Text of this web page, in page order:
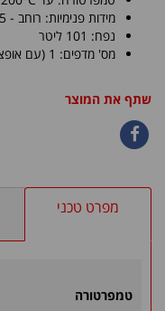
מידות פנימיות: רוחב - 545 מ"מ, גובה - 465 מ"מ, עומק - 400 מ"מ
נפח: 101 ליטר
מס' מדפים: 1 (עם אופציה להוספת 3 מדפים נוספים)
שתף את המוצר
מפרט טכני
טמפרטורה